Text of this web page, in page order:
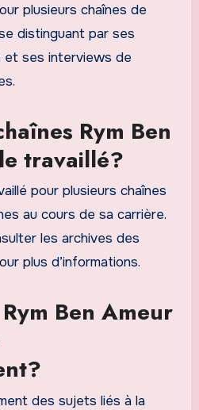
plusieurs chaînes de
distinguant par ses
ses interviews de
Rym Ben
travaillé?
pour plusieurs chaînes
au cours de sa carrière.
les archives des
plus d’informations.
Ben Ameur
des sujets liés à la